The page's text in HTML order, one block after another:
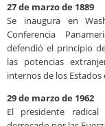
27 de marzo de 1889
Se inaugura en
Conferencia
defendió el principio
las potencias
internos de los Estados
29 de marzo de 1962
El presidente